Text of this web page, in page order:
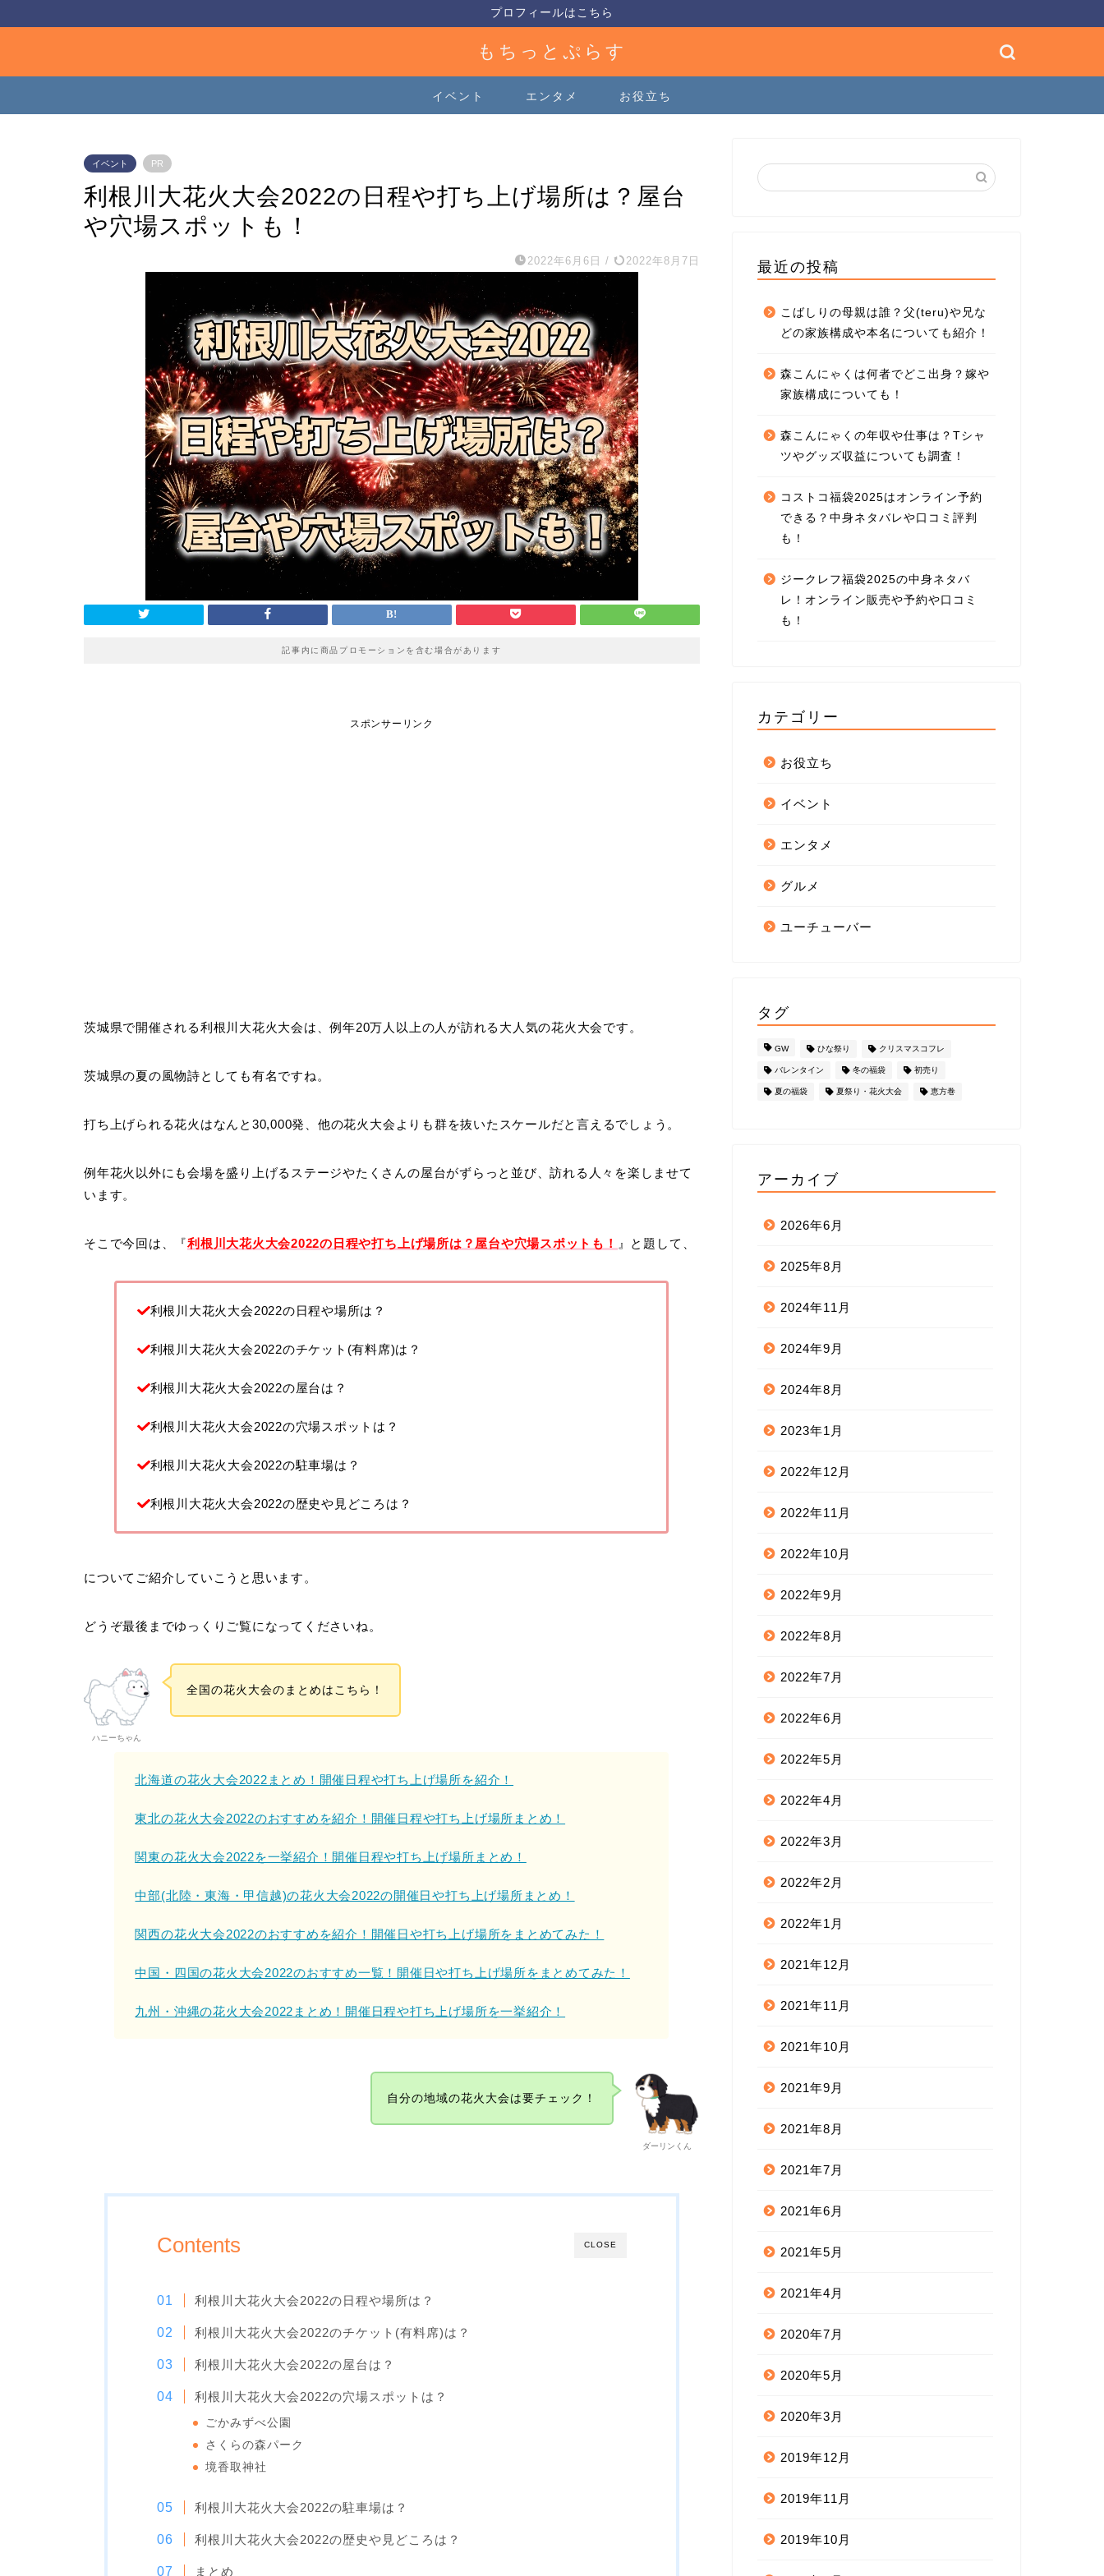
プロフィールはこちら
もちっとぷらす
イベント エンタメ お役立ち
イベント PR
利根川大花火大会2022の日程や打ち上げ場所は？屋台
や穴場スポットも！
2022年6月6日 / 2022年8月7日
記事内に商品プロモーションを含む場合があります
スポンサーリンク
茨城県で開催される利根川大花火大会は、例年20万人以上の人が訪れる大人気の花火大会です。
茨城県の夏の風物詩としても有名ですね。
打ち上げられる花火はなんと30,000発、他の花火大会よりも群を抜いたスケールだと言えるでしょう。
例年花火以外にも会場を盛り上げるステージやたくさんの屋台がずらっと並び、訪れる人々を楽しませて
います。
そこで今回は、『利根川大花火大会2022の日程や打ち上げ場所は？屋台や穴場スポットも！ 』と題して、
利根川大花火大会2022の日程や場所は？
利根川大花火大会2022のチケット(有料席)は？
利根川大花火大会2022の屋台は？
利根川大花火大会2022の穴場スポットは？
利根川大花火大会2022の駐車場は？
利根川大花火大会2022の歴史や見どころは？
についてご紹介していこうと思います。
どうぞ最後までゆっくりご覧になってくださいね。
ハニーちゃん
全国の花火大会のまとめはこちら！
北海道の花火大会2022まとめ！開催日程や打ち上げ場所を紹介！
東北の花火大会2022のおすすめを紹介！開催日程や打ち上げ場所まとめ！
関東の花火大会2022を一挙紹介！開催日程や打ち上げ場所まとめ！
中部(北陸・東海・甲信越)の花火大会2022の開催日や打ち上げ場所まとめ！
関西の花火大会2022のおすすめを紹介！開催日や打ち上げ場所をまとめてみた！
中国・四国の花火大会2022のおすすめ一覧！開催日や打ち上げ場所をまとめてみた！
九州・沖縄の花火大会2022まとめ！開催日程や打ち上げ場所を一挙紹介！
ダーリンくん
自分の地域の花火大会は要チェック！
CLOSE
Contents
利根川大花火大会2022の日程や場所は？
利根川大花火大会2022のチケット(有料席)は？
利根川大花火大会2022の屋台は？
利根川大花火大会2022の穴場スポットは？
ごかみずべ公園
さくらの森パーク
境香取神社
利根川大花火大会2022の駐車場は？
利根川大花火大会2022の歴史や見どころは？
まとめ
最近の投稿
こばしりの母親は誰？父(teru)や兄な
どの家族構成や本名についても紹介！
森こんにゃくは何者でどこ出身？嫁や
家族構成についても！
森こんにゃくの年収や仕事は？Tシャ
ツやグッズ収益についても調査！
コストコ福袋2025はオンライン予約
できる？中身ネタバレや口コミ評判
も！
ジークレフ福袋2025の中身ネタバ
レ！オンライン販売や予約や口コミ
も！
カテゴリー
お役立ち
イベント
エンタメ
グルメ
ユーチューバー
タグ
GW ひな祭り クリスマスコフレ
バレンタイン 冬の福袋 初売り
夏の福袋 夏祭り・花火大会 恵方巻
アーカイブ
2026年6月
2025年8月
2024年11月
2024年9月
2024年8月
2023年1月
2022年12月
2022年11月
2022年10月
2022年9月
2022年8月
2022年7月
2022年6月
2022年5月
2022年4月
2022年3月
2022年2月
2022年1月
2021年12月
2021年11月
2021年10月
2021年9月
2021年8月
2021年7月
2021年6月
2021年5月
2021年4月
2020年7月
2020年5月
2020年3月
2019年12月
2019年11月
2019年10月